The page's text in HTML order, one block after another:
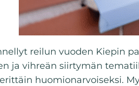
reilun vuoden Kiepin
ja vihreän siirtymän
huomionarvoiseksi.